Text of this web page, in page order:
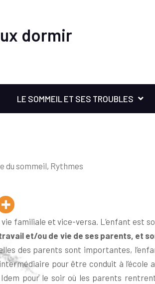
dormir
LE SOMMEIL ET SES TROUBLES
du sommeil, Rythmes
familiale et vice-versa. L’enfant est
et/ou de vie de ses parents, et
des parents sont importantes,
pour être conduit à l’école
pour le soir où les parents